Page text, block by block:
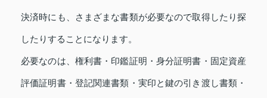
決済時にも、さまざまな書類が必要なので取得したり探
したりすることになります。
必要なのは、権利書・印鑑証明・身分証明書・固定資産
評価証明書・登記関連書類・実印と鍵の引き渡し書類・